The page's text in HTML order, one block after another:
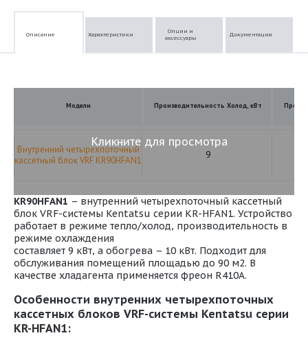
Описание Характеристики
Опции и
аксессуары
Документация
Модели Производительность Холод, кВт
Внутренний четырехпоточный
кассетный блок VRF KR90HFAN1
9
Кликните для просмотра
KR90HFAN1 – внутренний четырехпоточный кассетный
блок VRF-системы Kentatsu серии KR-HFAN1. Устройство
работает в режиме тепло/холод, производительность в
режиме охлаждения
составляет 9 кВт, а обогрева – 10 кВт. Подходит для
обслуживания помещений площадью до 90 м2. В
качестве хладагента применяется фреон R410A.
Особенности внутренних четырехпоточных
кассетных блоков VRF-системы Kentatsu серии
KR-HFAN1: